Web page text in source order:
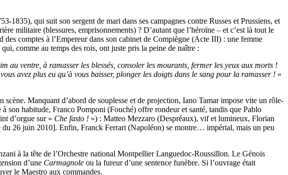
1835), qui suit son sergent de mari dans ses campagnes contre Russes et Prussiens, et
militaire (blessures, emprisonnements) ? D’autant que l’héroïne – et c’est là tout le
comptes à l’Empereur dans son cabinet de Compiègne (Acte III) : une femme
comme au temps des rois, ont juste pris la peine de naître :
ventre, à ramasser les blessés, consoler les mourants, fermer les yeux aux morts !
avez plus eu qu’à vous baisser, plonger les doigts dans le sang pour la ramasser ! »
Manquant d’abord de souplesse et de projection, Iano Tamar impose vite un rôle-
son habitude, Franco Pomponi (Fouché) offre rondeur et santé, tandis que Pablo
d’orgue sur « Che fasto ! ») : Matteo Mezzaro (Despréaux), vif et lumineux, Florian
du 26 juin 2010]. Enfin, Franck Ferrari (Napoléon) se montre… impérial, mais un peu
à la tête de l’Orchestre national Montpellier Languedoc-Roussillon. Le Génois
d’une Carmagnole ou la fureur d’une sentence funèbre. Si l’ouvrage était
le Maestro aux commandes.